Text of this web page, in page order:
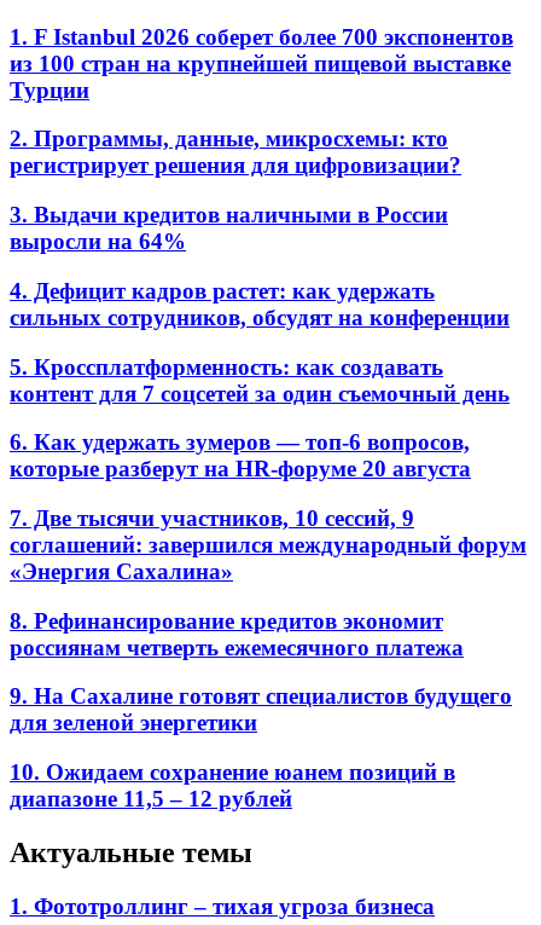
1. F Istanbul 2026 соберет более 700 экспонентов
из 100 стран на крупнейшей пищевой выставке
Турции
2. Программы, данные, микросхемы: кто
регистрирует решения для цифровизации?
3. Выдачи кредитов наличными в России
выросли на 64%
4. Дефицит кадров растет: как удержать
сильных сотрудников, обсудят на конференции
5. Кроссплатформенность: как создавать
контент для 7 соцсетей за один съемочный день
6. Как удержать зумеров — топ-6 вопросов,
которые разберут на HR-форуме 20 августа
7. Две тысячи участников, 10 сессий, 9
соглашений: завершился международный форум
«Энергия Сахалина»
8. Рефинансирование кредитов экономит
россиянам четверть ежемесячного платежа
9. На Сахалине готовят специалистов будущего
для зеленой энергетики
10. Ожидаем сохранение юанем позиций в
диапазоне 11,5 – 12 рублей
Актуальные темы
1. Фототроллинг – тихая угроза бизнеса